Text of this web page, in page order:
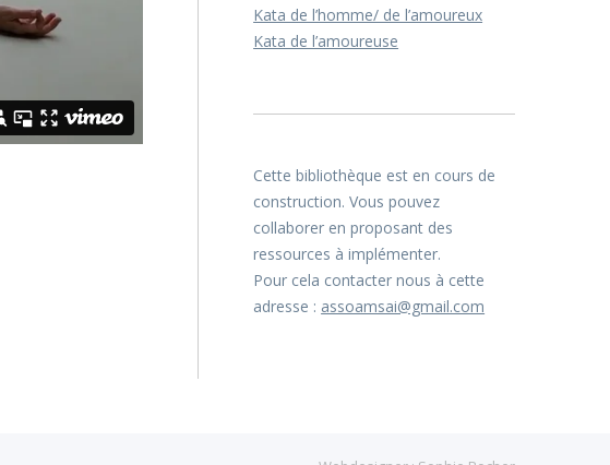
Kata de l’homme/ de l’amoureux
Kata de l’amoureuse
Cette bibliothèque est en cours de
construction. Vous pouvez
collaborer en proposant des
ressources à implémenter.
Pour cela contacter nous à cette
adresse : assoamsai@gmail.com